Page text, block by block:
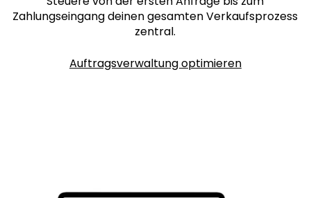
Zahlungseingang deinen gesamten Verkaufsprozess
zentral.
Auftragsverwaltung optimieren